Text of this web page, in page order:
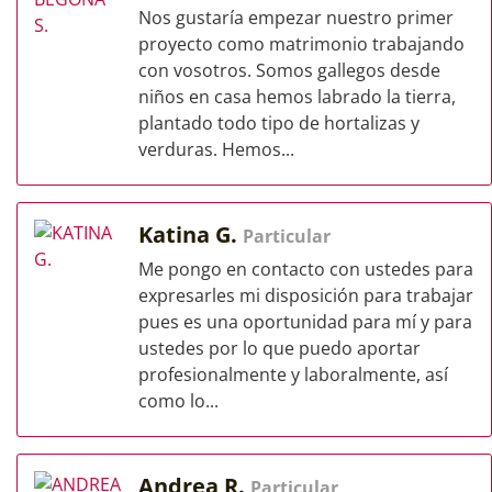
Nos gustaría empezar nuestro primer
proyecto como matrimonio trabajando
con vosotros. Somos gallegos desde
niños en casa hemos labrado la tierra,
plantado todo tipo de hortalizas y
verduras. Hemos...
Katina G. Particular
Me pongo en contacto con ustedes para
expresarles mi disposición para trabajar
pues es una oportunidad para mí y para
ustedes por lo que puedo aportar
profesionalmente y laboralmente, así
como lo...
Andrea R.